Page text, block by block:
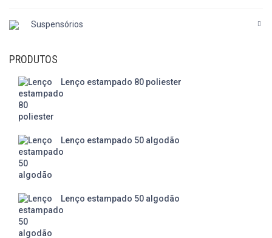
Suspensórios
PRODUTOS
Lenço estampado 80 poliester
Lenço estampado 50 algodão
Lenço estampado 50 algodão